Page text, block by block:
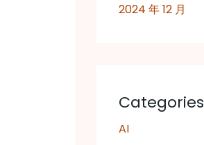
2024 年 12 月
Categories
AI